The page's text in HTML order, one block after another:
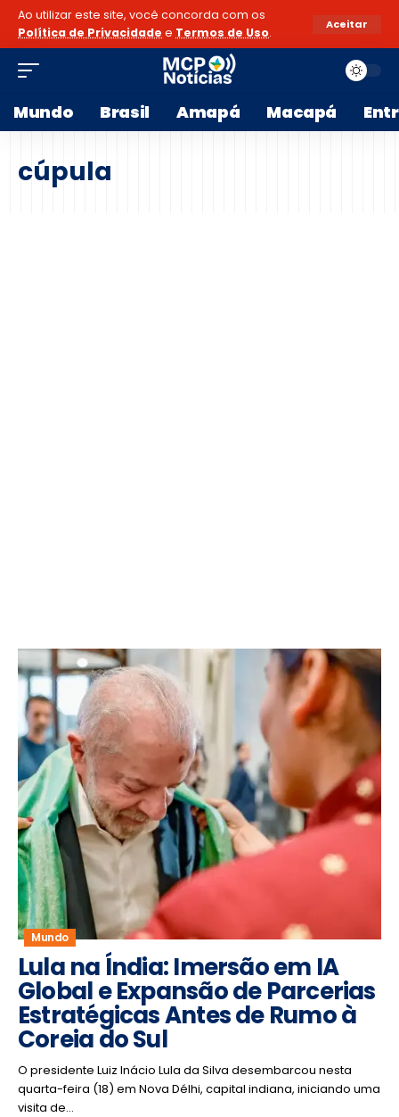
Ao utilizar este site, você concorda com os
Política de Privacidade e Termos de Uso.
Aceitar
Mundo Brasil Amapá Macapá
cúpula
Mundo
Lula na Índia: Imersão em IA
Global e Expansão de Parcerias
Estratégicas Antes de Rumo à
Coreia do Sul
O presidente Luiz Inácio Lula da Silva desembarcou nesta
quarta-feira (18) em Nova Délhi, capital indiana, iniciando uma
visita de…